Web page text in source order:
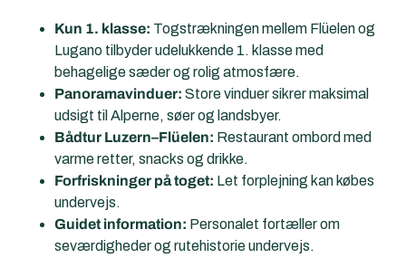
Kun 1. klasse: Togstrækningen mellem Flüelen og
Lugano tilbyder udelukkende 1. klasse med
behagelige sæder og rolig atmosfære.
Panoramavinduer: Store vinduer sikrer maksimal
udsigt til Alperne, søer og landsbyer.
Bådtur Luzern–Flüelen: Restaurant ombord med
varme retter, snacks og drikke.
Forfriskninger på toget: Let forplejning kan købes
undervejs.
Guidet information: Personalet fortæller om
seværdigheder og rutehistorie undervejs.